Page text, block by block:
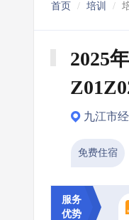
首页 培训
2025
免费住宿
服务
优势